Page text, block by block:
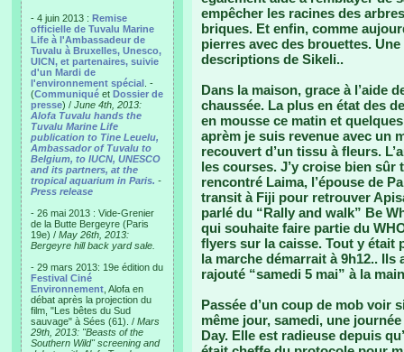
- 4 juin 2013 : Remise
officielle de Tuvalu Marine
Life à l'Ambassadeur de
Tuvalu à Bruxelles, Unesco,
UICN, et partenaires, suivie
d'un Mardi de
l'environnement spécial . -
(Communiqué et Dossier de
presse) / June 4th, 2013:
Alofa Tuvalu hands the
Tuvalu Marine Life
publication to Tine Leuelu,
Ambassador of Tuvalu to
Belgium, to IUCN, UNESCO
and its partners, at the
tropical aquarium in Paris. -
Press release
- 26 mai 2013 : Vide-Grenier
de la Butte Bergeyre (Paris
19e) / May 26th, 2013:
Bergeyre hill back yard sale.
- 29 mars 2013: 19e édition du
Festival Ciné
Environnement , Alofa en
débat après la projection du
film, "Les bêtes du Sud
sauvage" à Sées (61). / Mars
29th, 2013: "Beasts of the
Southern Wild" screening and
empêcher les racines des
briques. Et enfin, comme
pierres avec des brouettes.
descriptions de Sikeli..
Dans la maison, grace à l’aide
chaussée. La plus en état des
en mousse ce matin et
aprèm je suis revenue avec un
recouvert d’un tissu à fleurs.
les courses. J’y croise bien
rencontré Laima, l’épouse de
transit à Fiji pour retrouver
parlé du “Rally and walk” Be
qui souhaite faire partie du
flyers sur la caisse. Tout y était
la marche démarrait à 9h12..
rajouté “samedi 5 mai” à la
Passée d’un coup de mob voir
même jour, samedi, une
Day. Elle est radieuse depuis